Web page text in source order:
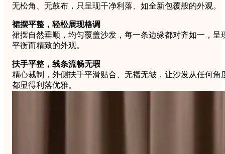
无松角、无鼓布，只呈现干净利落、如全新包覆般的外观。
裙摆平整，轻松展现格调
裙摆自然垂顺，均匀覆盖沙发，每一条边缘都对齐如一，呈
平衡而精致的外观。
扶手平整，线条流畅无瑕
精心裁制，外侧扶手平滑贴合、无褶无皱，让沙发从任何角
都显得利落优雅。